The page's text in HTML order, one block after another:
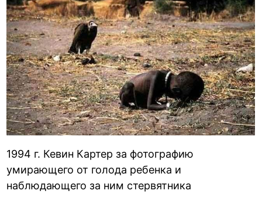
1994 г. Кевин Картер за фотографию
умирающего от голода ребенка и
наблюдающего за ним стервятника